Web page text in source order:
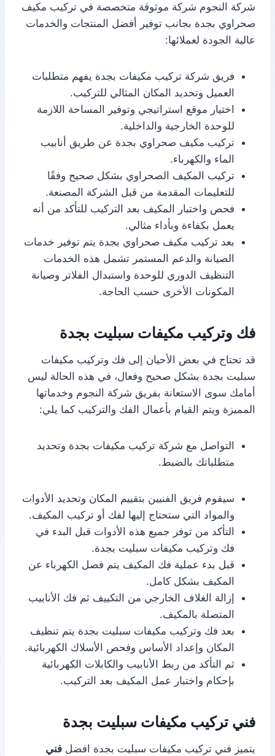
شركة النجوم شركة موثوقة متخصصة في تركيب مكيف
صحراوي بجدة بجانب توفير أفضل المنتجات والخدمات
عالية الجودة لعملائها:
فريق شركة تركيب مكيفات بجدة يفهم متطلبات
العميل وتحديد المكان المثالي للتركيب.
اختيار موقع استراتيجي وتوفير المساحة اللازمة
للوحدة الخارجية والداخلية.
تركيب مكيف صحراوي بجدة عن طريق أنابيب
الماء والكهرباء.
تركيب المكيف الصحراوي بشكل صحيح وفقًا
للتعليمات المقدمة من قبل الشركة المصنعة.
فحص واختبار المكيف بعد التركيب للتأكد من أنه
يعمل بكفاءة وبأداء مثالي.
بعد تركيب مكيف صحراوي بجدة يتم توفير خدمات
الصيانة والدعم المستمر تشمل هذه الخدمات
التنظيف الدوري للوحدة واستبدال الفلاتر وصيانة
المكونات الأخرى حسب الحاجة.
فك وتركيب مكيفات سبليت بجدة
قد تحتاج في بعض الأحيان إلى فك وتركيب مكيفات
سبليت بجدة بشكل صحيح وفعال، في هذه الحالة ليس
أمامك سوى الاستعانة بفريق شركة النجوم وخدماتها
المميزة ويتم القيام بأعمال الفك والتركيب كما يلي:
التواصل مع شركة تركيب مكيفات بجدة وتحديد
متطلباتك بالضبط.
سيقوم فريق الفنيين بتقييم المكان وتحديد الأدوات
والمواد التي ستحتاج إليها لفك أو تركيب المكيف.
التأكد من توفر جميع هذه الأدوات قبل البدء في
فك وتركيب مكيفات سبليت بجدة.
قبل بدء عملية فك المكيف يتم فصل الكهرباء عن
المكيف بشكل كامل.
إزالة الغلاف الخارجي من التكييف ثم فك الأنابيب
المتصلة بالمكيف.
بعد فك وتركيب مكيفات سبليت بجدة يتم تنظيف
المكان وإعداد الأساس وفحص الأسلاك الكهربائية.
ثم التأكد من ربط الأنابيب والكابلات الكهربائية
بإحكام واختبار عمل المكيف بعد التركيب.
فني تركيب مكيفات سبليت بجدة
يتميز فني تركيب مكيفات سبليت بجدة افضل فني